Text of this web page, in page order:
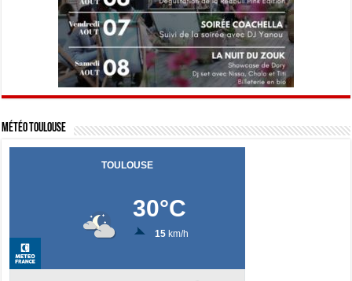
Météo Toulouse